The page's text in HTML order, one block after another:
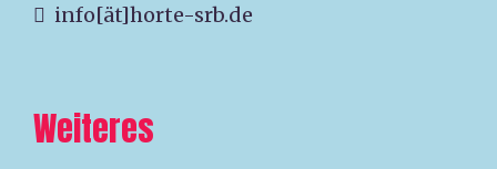
info[ät]horte-srb.de
Weiteres